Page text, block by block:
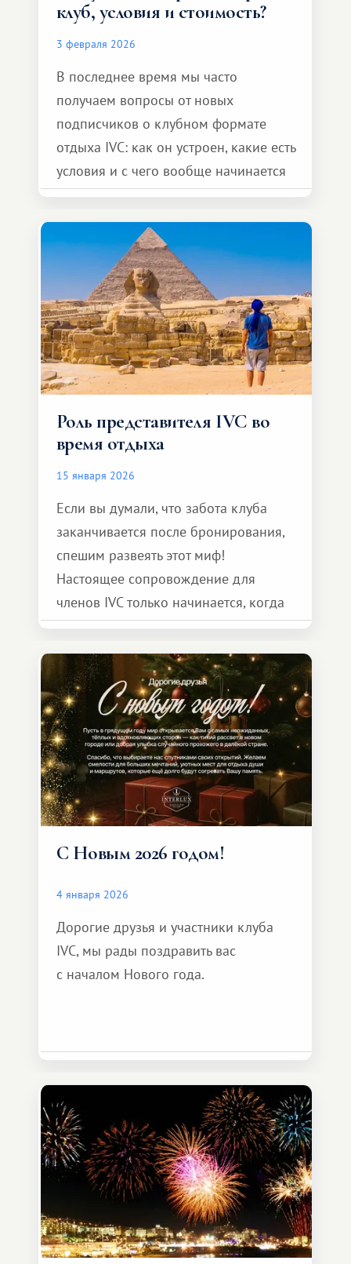
клуб, условия и стоимость?
3 февраля 2026
В последнее время мы часто
получаем вопросы от новых
подписчиков о клубном формате
отдыха IVC: как он устроен, какие есть
условия и с чего вообще начинается
знакомство с клубом. Поэтому
решили подробно и прозрачно
рассказать, как это работает
на практике.
Роль представителя IVC во
время отдыха
15 января 2026
Если вы думали, что забота клуба
заканчивается после бронирования,
спешим развеять этот миф!
Настоящее сопровождение для
членов IVC только начинается, когда
вы прибываете на курорт.
С Новым 2026 годом!
4 января 2026
Дорогие друзья и участники клуба
IVC, мы рады поздравить вас
с началом Нового года.